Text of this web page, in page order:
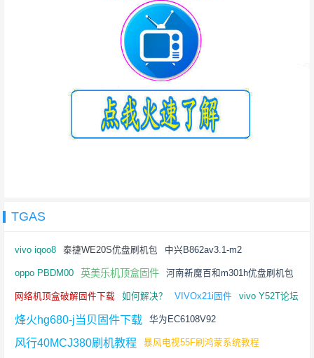
TGAS
vivo iqoo8 泰捷WE20S优盘刷机包 中兴B862av3.1-m2
oppo PBDM00 英美乐机顶盒固件 河南新魔百和m301h优盘刷机包
网络机顶盒破解固件下载 如何解决？ VIVOx21i固件 vivo Y52T论坛
烽火hg680-j当贝固件下载 华为EC6108V92
风行40MCJ380刷机教程 暴风电视55F刷鸿蒙系统教程